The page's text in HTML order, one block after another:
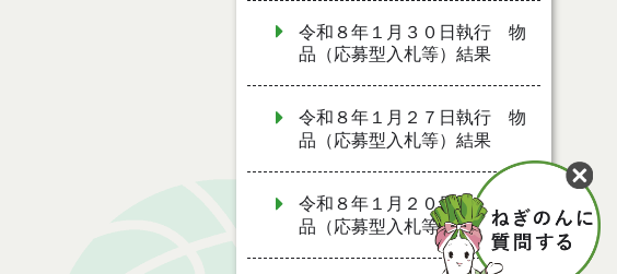
令和８年１月３０日執行 物
品（応募型入札等）結果
令和８年１月２７日執行 物
品（応募型入札等）結果
令和８年１月２０日執行 物
品（応募型入札等）結果